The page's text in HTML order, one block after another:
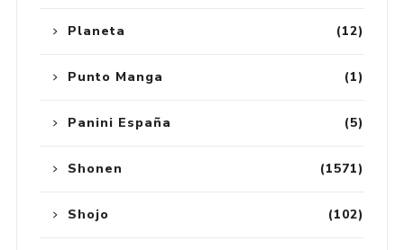
(12)
Planeta
(1)
Punto Manga
(5)
Panini España
(1571)
Shonen
(102)
Shojo